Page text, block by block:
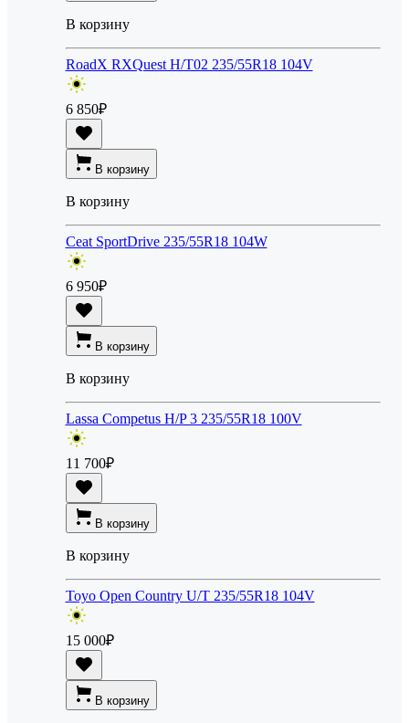
В корзину
RoadX RXQuest H/T02 235/55R18 104V
6 850₽
В корзину
В корзину
Ceat SportDrive 235/55R18 104W
6 950₽
В корзину
В корзину
Lassa Competus H/P 3 235/55R18 100V
11 700₽
В корзину
В корзину
Toyo Open Country U/T 235/55R18 104V
15 000₽
В корзину